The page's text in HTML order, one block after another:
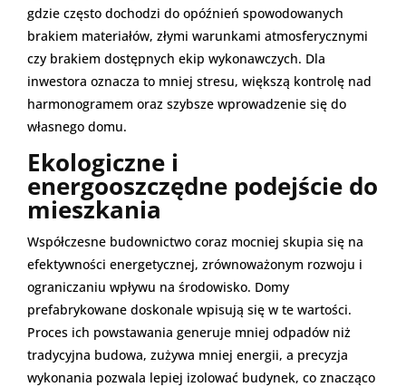
gdzie często dochodzi do opóźnień spowodowanych
brakiem materiałów, złymi warunkami atmosferycznymi
czy brakiem dostępnych ekip wykonawczych. Dla
inwestora oznacza to mniej stresu, większą kontrolę nad
harmonogramem oraz szybsze wprowadzenie się do
własnego domu.
Ekologiczne i
energooszczędne podejście do
mieszkania
Współczesne budownictwo coraz mocniej skupia się na
efektywności energetycznej, zrównoważonym rozwoju i
ograniczaniu wpływu na środowisko. Domy
prefabrykowane doskonale wpisują się w te wartości.
Proces ich powstawania generuje mniej odpadów niż
tradycyjna budowa, zużywa mniej energii, a precyzja
wykonania pozwala lepiej izolować budynek, co znacząco